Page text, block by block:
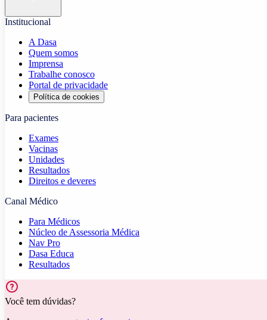
Institucional
A Dasa
Quem somos
Imprensa
Trabalhe conosco
Portal de privacidade
Política de cookies
Para pacientes
Exames
Vacinas
Unidades
Resultados
Direitos e deveres
Canal Médico
Para Médicos
Núcleo de Assessoria Médica
Nav Pro
Dasa Educa
Resultados
Você tem dúvidas?